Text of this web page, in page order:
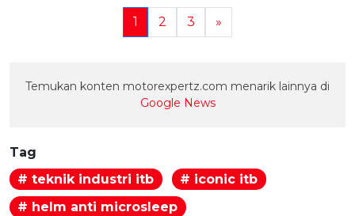
1 2 3 »
Temukan konten motorexpertz.com menarik lainnya di
Google News
Tag
# teknik industri itb
# iconic itb
# helm anti microsleep